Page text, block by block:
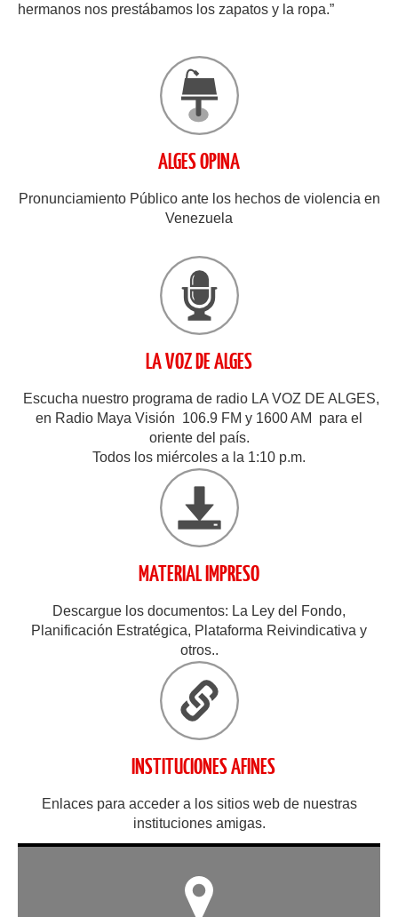
hermanos nos prestábamos los zapatos y la ropa.”
ALGES OPINA
Pronunciamiento Público ante los hechos de violencia en
Venezuela
LA VOZ DE ALGES
Escucha nuestro programa de radio LA VOZ DE ALGES,
en Radio Maya Visión 106.9 FM y 1600 AM para el
oriente del país.
Todos los miércoles a la 1:10 p.m.
MATERIAL IMPRESO
Descargue los documentos: La Ley del Fondo,
Planificación Estratégica, Plataforma Reivindicativa y
otros..
INSTITUCIONES AFINES
Enlaces para acceder a los sitios web de nuestras
instituciones amigas.